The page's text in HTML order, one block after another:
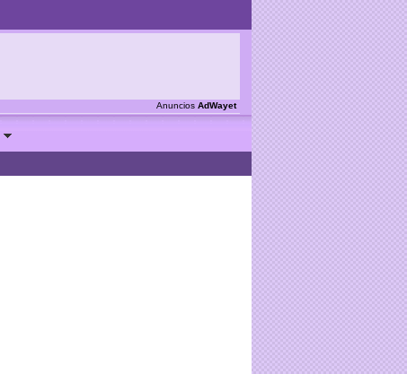
Anuncios AdWayet